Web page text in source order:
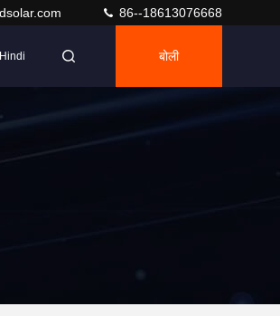
86--18613076668
Hindi बोली